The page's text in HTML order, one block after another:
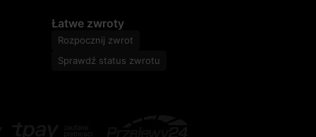
Łatwe zwroty
Rozpocznij zwrot
Sprawdź status zwrotu